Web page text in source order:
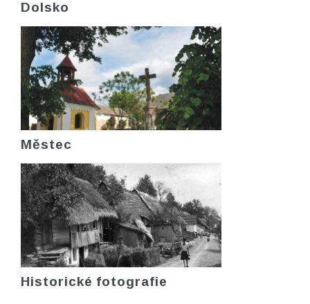
Dolsko
Městec
Historické fotografie